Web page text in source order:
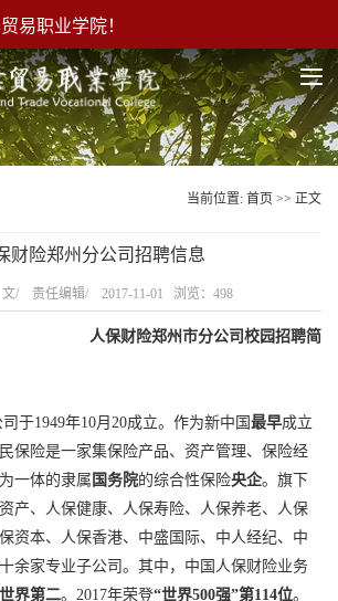
易职业学院！
当前位置: 首页 >> 正文
财险郑州分公司招聘信息
/ 责任编辑/ 2017-11-01 浏览： 498
州市分公司校园招聘简
1949年10月20成立。作为新中国 最早成立
保险是一家集保险产品、资产管理、保险经
一体的隶属 国务院的综合性保险央企。旗下
产、人保健康、人保寿险、人保养老、人保
资本、人保香港、中盛国际、中人经纪、中
余家专业子公司。其中，中国人保财险业务
界第二。2017年荣登“世界500强”第114位。